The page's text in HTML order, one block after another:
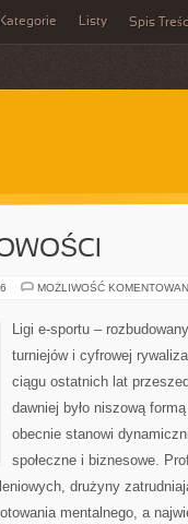
Kategorie Listy Spis
MOŻLIWOŚĆ
Ligi e-sportu –
turniejów i cyfrowej
ciągu ostatnich lat
dawniej było niszową
obecnie stanowi
społeczne i biznesowe.
drużyny
mentalnego, a